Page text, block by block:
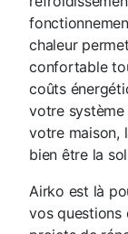
chaleur
confortable
coûts
votre système
votre maison,
bien être la
Airko est là
vos questions